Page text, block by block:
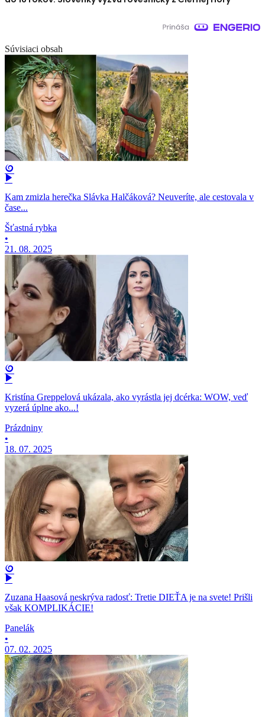
Súvisiaci obsah
Kam zmizla herečka Slávka Halčáková? Neuveríte, ale cestovala v
čase...
Šťastná rybka
•
21. 08. 2025
Kristína Greppelová ukázala, ako vyrástla jej dcérka: WOW, veď
vyzerá úplne ako...!
Prázdniny
•
18. 07. 2025
Zuzana Haasová neskrýva radosť: Tretie DIEŤA je na svete! Prišli
však KOMPLIKÁCIE!
Panelák
•
07. 02. 2025